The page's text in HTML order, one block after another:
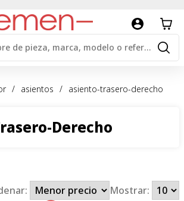
/ asientos / asiento-trasero-derecho
Derecho
Mostrar: